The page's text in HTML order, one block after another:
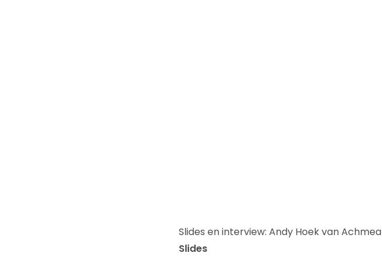
Slides en interview: Andy Hoek van Achmea
Slides